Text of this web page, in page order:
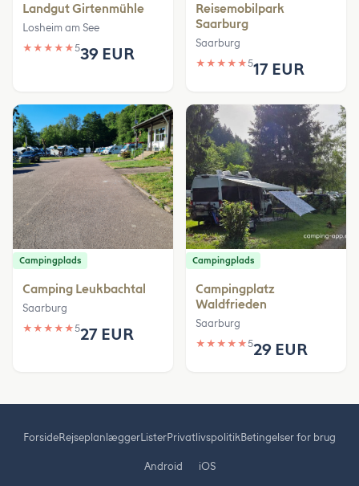
Landgut Girtenmühle
Losheim am See
★ ★ ★ ★ ★539 EUR
Reisemobilpark
Saarburg
Saarburg
★ ★ ★ ★ ★517 EUR
Campingplads
Camping Leukbachtal
Saarburg
★ ★ ★ ★ ★527 EUR
Campingplads
Campingplatz
Waldfrieden
Saarburg
★ ★ ★ ★ ★529 EUR
ForsideRejseplanlæggerListerPrivatlivspolitikBetingelser for brug
Android iOS